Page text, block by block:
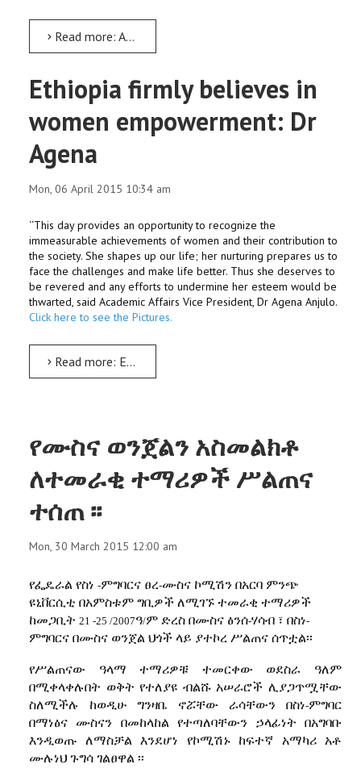
Read more: AMU’s Indian Expatriate teacher Bala passes away
Ethiopia firmly believes in
women empowerment: Dr
Agena
Mon, 06 April 2015 10:34 am
‘‘This day provides an opportunity to recognize the
immeasurable achievements of women and their contribution to
the society. She shapes up our life; her nurturing prepares us to
face the challenges and make life better. Thus she deserves to
be revered and any efforts to undermine her esteem would be
thwarted, said Academic Affairs Vice President, Dr Agena Anjulo.
Click here to see the Pictures.
Read more: Ethiopia firmly believes in women empowerment: Dr Agena
የሙስና ወንጀልን አስመልክቶ
ለተመራቂ ተማሪዎች ሥልጠና
ተሰጠ ፡፡
Mon, 30 March 2015 12:00 am
የፌዴራል የስነ -ምግባርና ፀረ-ሙስና ኮሚሽን በአርባ ምንጭ
ዩኒቨርሲቲ በአምስቱም ግቢዎች ለሚገኙ ተመራቂ ተማሪዎች
ከመጋቢት 21 -25 /2007ዓ/ም ድረስ በሙስና ፅንሰ-ሃሳብ ፣ በስነ-
ምግባርና በሙስና ወንጀል ህጎች ላይ ያተኮረ ሥልጠና ሰጥቷል፡፡
የሥልጠናው ዓላማ ተማሪዎቹ ተመርቀው ወደስራ ዓለም
በሚቀላቀሉበት ወቅት የተለያዩ ብልሹ አሠራሮች ሊያጋጥሟቸው
ስለሚችሉ ከወዲሁ ግንዛቤ ኖሯቸው ራሳቸውን በስነ-ምግባር
በማነፅና ሙስናን በመከላከል የተጣለባቸውን ኃላፊነት በአግባቡ
እንዲወጡ ለማስቻል እንደሆነ የኮሚሽኑ ከፍተኛ አማካሪ አቶ
ሙሉነህ ጉግሳ ገልፀዋል ፡፡